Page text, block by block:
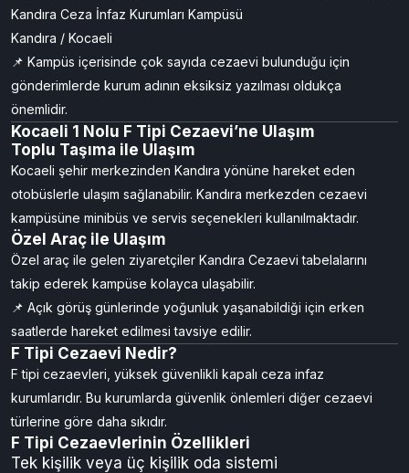
Kandıra Ceza İnfaz Kurumları Kampüsü
Kandıra / Kocaeli
📌 Kampüs içerisinde çok sayıda cezaevi bulunduğu için
gönderimlerde kurum adının eksiksiz yazılması oldukça
önemlidir.
Kocaeli 1 Nolu F Tipi Cezaevi’ne Ulaşım
Toplu Taşıma ile Ulaşım
Kocaeli şehir merkezinden Kandıra yönüne hareket eden
otobüslerle ulaşım sağlanabilir. Kandıra merkezden cezaevi
kampüsüne minibüs ve servis seçenekleri kullanılmaktadır.
Özel Araç ile Ulaşım
Özel araç ile gelen ziyaretçiler Kandıra Cezaevi tabelalarını
takip ederek kampüse kolayca ulaşabilir.
📌 Açık görüş günlerinde yoğunluk yaşanabildiği için erken
saatlerde hareket edilmesi tavsiye edilir.
F Tipi Cezaevi Nedir?
F tipi cezaevleri, yüksek güvenlikli kapalı ceza infaz
kurumlarıdır. Bu kurumlarda güvenlik önlemleri diğer cezaevi
türlerine göre daha sıkıdır.
F Tipi Cezaevlerinin Özellikleri
Tek kişilik veya üç kişilik oda sistemi